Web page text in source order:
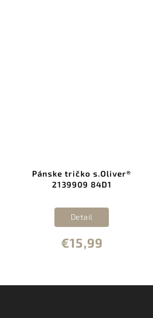
Pánske tričko s.Oliver®
2139909 84D1
€15,99
Detail